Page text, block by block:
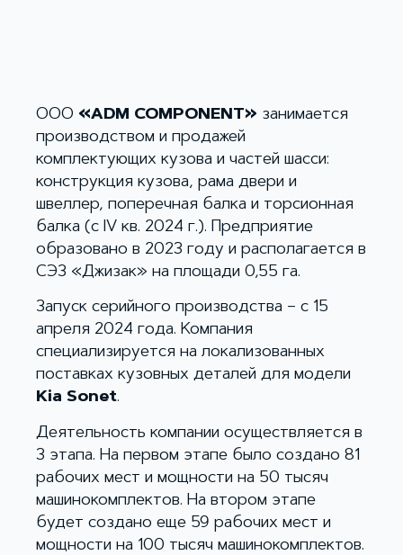
ООО «ADM COMPONENT» занимается
производством и продажей
комплектующих кузова и частей шасси:
конструкция кузова, рама двери и
швеллер, поперечная балка и торсионная
балка (с IV кв. 2024 г.). Предприятие
образовано в 2023 году и располагается в
СЭЗ «Джизак» на площади 0,55 га.
Запуск серийного производства – с 15
апреля 2024 года. Компания
специализируется на локализованных
поставках кузовных деталей для модели
Kia Sonet.
Деятельность компании осуществляется в
3 этапа. На первом этапе было создано 81
рабочих мест и мощности на 50 тысяч
машинокомплектов. На втором этапе
будет создано еще 59 рабочих мест и
мощности на 100 тысяч машинокомплектов.